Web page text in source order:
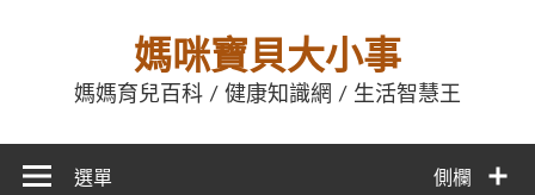
媽咪寶貝大小事
媽媽育兒百科 / 健康知識網 / 生活智慧王
側欄
選單